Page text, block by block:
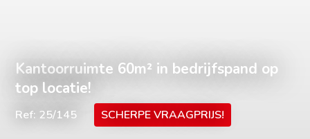
Kantoorruimte 60m² in bedrijfspand op
top locatie!
Ref: 25/145 SCHERPE VRAAGPRIJS!